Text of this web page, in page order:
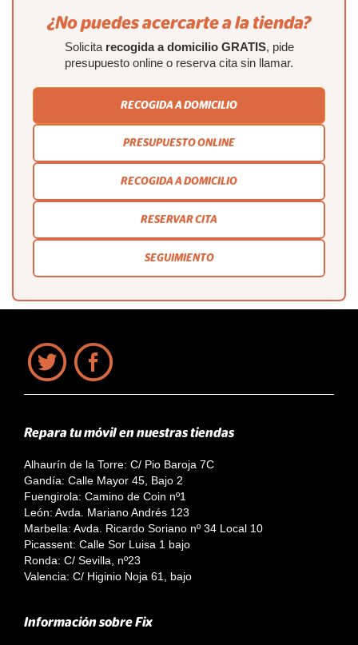
¿No puedes acercarte a la tienda?
Solicita recogida a domicilio GRATIS, pide
presupuesto online o reserva cita sin llamar.
RECOGIDA A DOMICILIO
PRESUPUESTO ONLINE
RECOGIDA A DOMICILIO
RESERVAR CITA
SEGUIMIENTO
Repara tu móvil en nuestras tiendas
Alhaurín de la Torre: C/ Pio Baroja 7C
Gandía: Calle Mayor 45, Bajo 2
Fuengirola: Camino de Coin nº1
León: Avda. Mariano Andrés 123
Marbella: Avda. Ricardo Soriano nº 34 Local 10
Picassent: Calle Sor Luisa 1 bajo
Ronda: C/ Sevilla, nº23
Valencia: C/ Higinio Noja 61, bajo
Información sobre Fix